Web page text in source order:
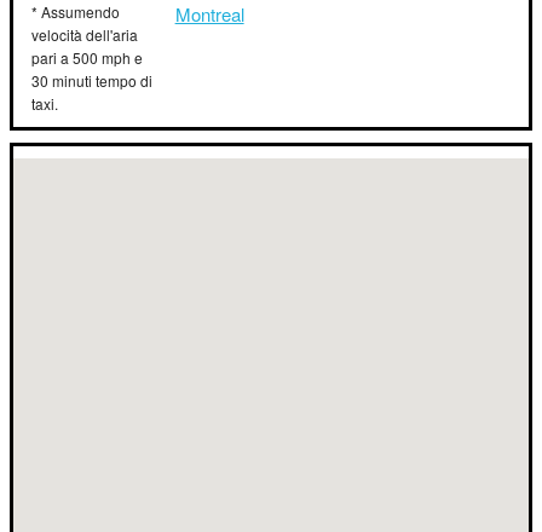
* Assumendo
velocità dell'aria
pari a 500 mph e
30 minuti tempo di
taxi.
Montreal